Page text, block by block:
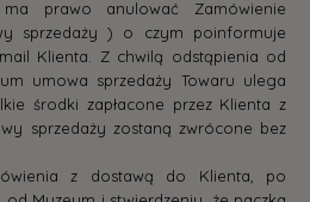
prawo anulować Zamówienie
sprzedaży ) o czym poinformuje
Klienta. Z chwilą odstąpienia od
umowa sprzedaży Towaru ulega
środki zapłacone przez Klienta z
sprzedaży zostaną zwrócone bez
z dostawą do Klienta, po